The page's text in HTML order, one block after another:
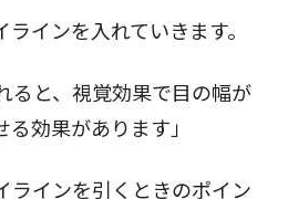
インを入れていきます。
ると、視覚効果で目の幅が
効果があります」
ラインを引くときのポイン